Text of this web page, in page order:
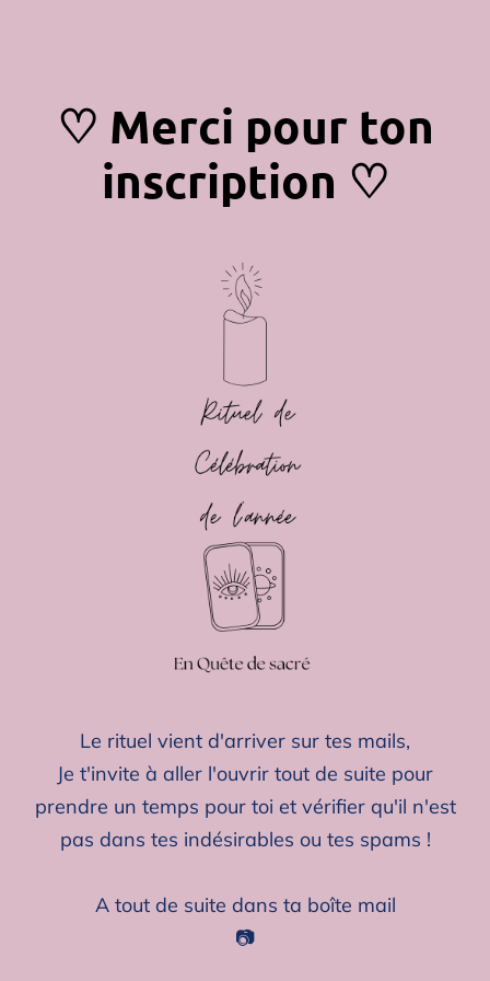
♡ Merci pour ton
inscription ♡
Le rituel vient d'arriver sur tes mails,
Je t'invite à aller l'ouvrir tout de suite pour
prendre un temps pour toi et vérifier qu'il n'est
pas dans tes indésirables ou tes spams !
A tout de suite dans ta boîte mail
📷